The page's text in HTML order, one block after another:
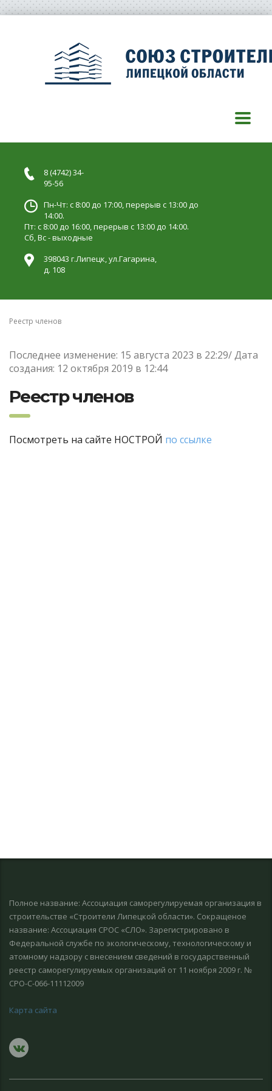
8 (4742) 34-
95-56
Пн-Чт: с 8:00 до 17:00, перерыв с 13:00 до
14:00.
Пт: с 8:00 до 16:00, перерыв с 13:00 до 14:00.
Сб, Вс - выходные
398043 г.Липецк, ул.Гагарина,
д. 108
Реестр членов
Последнее изменение: 15 августа 2023 в 22:29/ Дата
создания: 12 октября 2019 в 12:44
Реестр членов
Посмотреть на сайте НОСТРОЙ по ссылке
Полное название: Ассоциация саморегулируемая организация в
строительстве «Строители Липецкой области». Сокращеное
название: Ассоциация СРОС «СЛО». Зарегистрировано в
Федеральной службе по экологическому, технологическому и
атомному надзору с внесением сведений в гоcударственный
реестр саморегулируемых организаций от 11 ноября 2009 г. №
СРО-С-066-11112009
Карта сайта